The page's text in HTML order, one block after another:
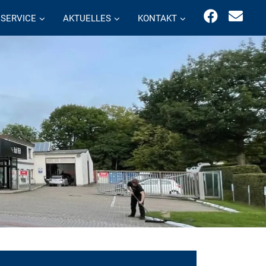
SERVICE AKTUELLES KONTAKT